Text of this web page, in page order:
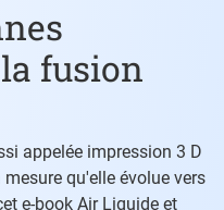
fusion
appelée impression 3 D
qu'elle évolue vers
e-book Air Liquide et